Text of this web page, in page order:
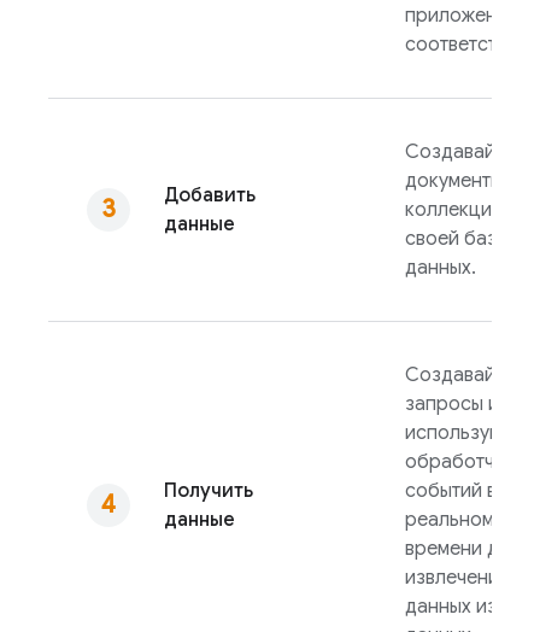
приложений
Добавить
данные
Создавайте
документы и
коллекции в
своей базе
данных.
Получить
данные
Создавайте
запросы или
используйте
обработчики
событий в
реальном
времени для
извлечения
данных из